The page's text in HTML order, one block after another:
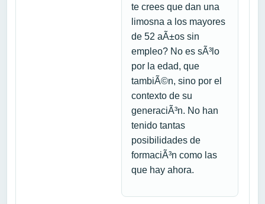
te crees que dan una
limosna a los mayores
de 52 aÃ±os sin
empleo? No es sÃ³lo
por la edad, que
tambiÃ©n, sino por el
contexto de su
generaciÃ³n. No han
tenido tantas
posibilidades de
formaciÃ³n como las
que hay ahora.